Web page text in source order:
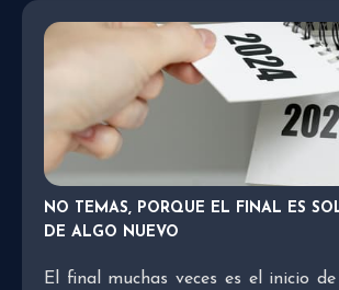
NO TEMAS, PORQUE EL FINAL ES
DE ALGO NUEVO
El final muchas veces es el inicio